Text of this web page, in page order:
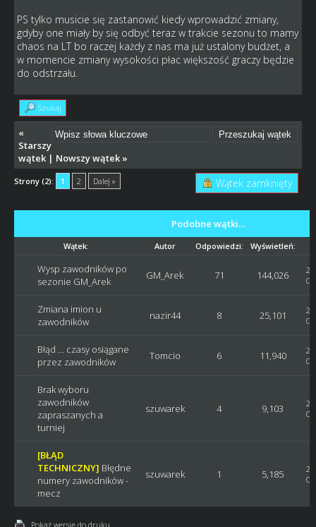
PS tylko musicie się zastanowić kiedy wprowadzić zmiany,
gdyby one miały by się odbyć teraz w trakcie sezonu to mamy
chaos na LT bo raczej każdy z nas ma już ustalony budżet, a
w momencie zmiany wysokości płac większość graczy będzie
do odstrzału.
Szukaj
«
Starszy
wątek| Nowszy wątek»
Strony (2): 1 2 Dalej » Wątek zamknięty
Podobne wątki…
Wątek: Autor Odpowiedzi: Wyświetleń:
Wysp zawodników po
sezonie GM_Arek
GM_Arek 71 144,026
Zmiana imion u
zawodników
nazir44 8 25,101
Błąd ... czasy osiągane
przez zawodników
Tomcio 6 11,940
Brak wyboru
zawodników
zapraszanych a
turniej
szuwarek 4 9,103
[BŁĄD
TECHNICZNY] Błędne
numery zawodników -
mecz
szuwarek 1 5,185
Pokaż wersję do druku